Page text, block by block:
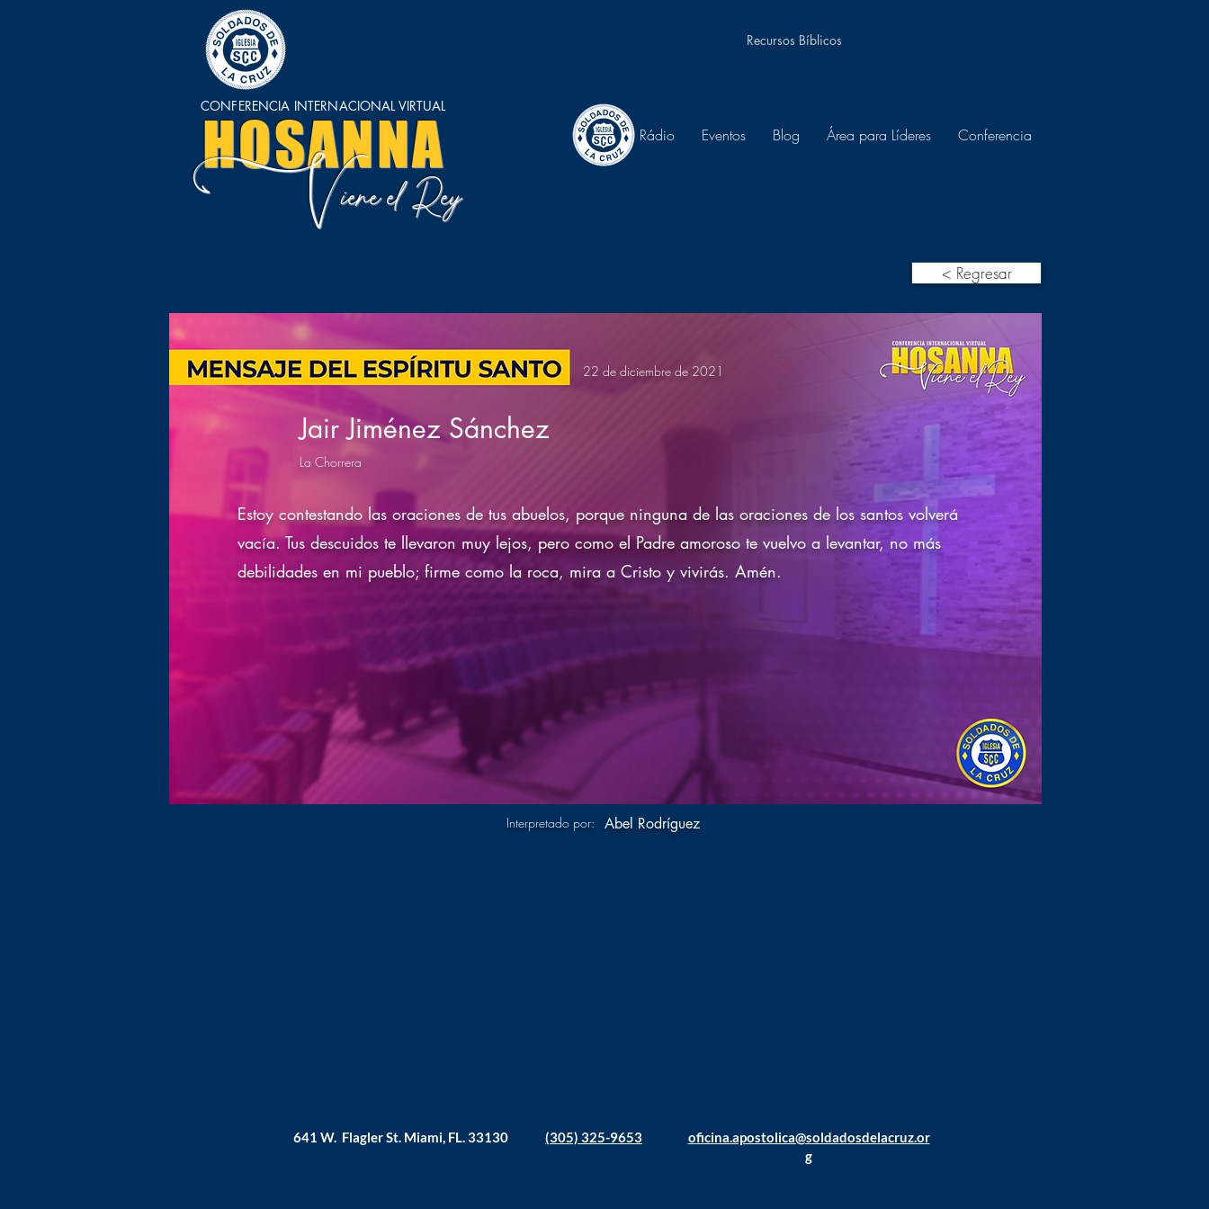
Recursos Bíblicos
CONFERENCIA INTERNACIONAL VIRTUAL
HOSANNA
Viene el Rey
Rádio Eventos Blog Área para Líderes Conferencia
< Regresar
Jair Jiménez Sánchez
La Chorrera
Estoy contestando las oraciones de tus abuelos, porque ninguna de las oraciones de los santos volverá
vacía. Tus descuidos te llevaron muy lejos, pero como el Padre amoroso te vuelvo a levantar, no más
debilidades en mi pueblo; firme como la roca, mira a Cristo y vivirás. Amén.
22 de diciembre de 2021
Interpretado por: Abel Rodríguez
641 W. Flagler St. Miami, FL. 33130 (305) 325-9653
oficina.apostolica@soldadosdelacruz.or
g